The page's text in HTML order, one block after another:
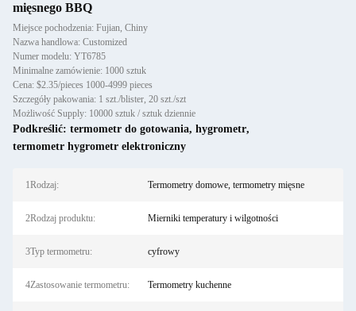
mięsnego BBQ
Miejsce pochodzenia: Fujian, Chiny
Nazwa handlowa: Customized
Numer modelu: YT6785
Minimalne zamówienie: 1000 sztuk
Cena: $2.35/pieces 1000-4999 pieces
Szczegóły pakowania: 1 szt./blister, 20 szt./szt
Możliwość Supply: 10000 sztuk / sztuk dziennie
Podkreślić: termometr do gotowania, hygrometr,
termometr hygrometr elektroniczny
1Rodzaj: Termometry domowe, termometry mięsne
2Rodzaj produktu: Mierniki temperatury i wilgotności
3Typ termometru: cyfrowy
4Zastosowanie termometru: Termometry kuchenne